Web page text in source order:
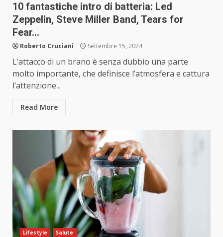
10 fantastiche intro di batteria: Led
Zeppelin, Steve Miller Band, Tears for
Fear…
Roberto Cruciani Settembre 15, 2024
L’attacco di un brano è senza dubbio una parte
molto importante, che definisce l’atmosfera e cattura
l’attenzione...
Read More
Lifestyle Salute